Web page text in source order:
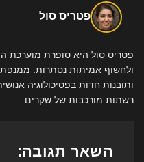
פטריס סול
פטריס סול היא סופרת
ולחשוף אמיתות נסתרות.
ותובנות חדות בפסיכולוגיה
רשתות מורכבות של שקרים.
השאר תגובה: